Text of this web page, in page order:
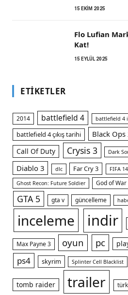
15 EKIM 2025
Flo Lufian
Kat!
15 EYLÜL 2025
ETIKETLER
2014 battlefield 4 battlefield 4
battlefield 4 çıkış tarihi Black Ops
Call Of Duty Crysis 3 Dark
Diablo 3 dlc Far Cry 3 FIFA 14
Ghost Recon: Future Soldier God of War
GTA 5 gta v güncelleme
inceleme indir
Max Payne 3 oyun pc
ps4 skyrim Splinter Cell Blacklist
tomb raider trailer